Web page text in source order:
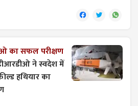
का सफल परीक्षण
ने स्वदेश में
हथियार का